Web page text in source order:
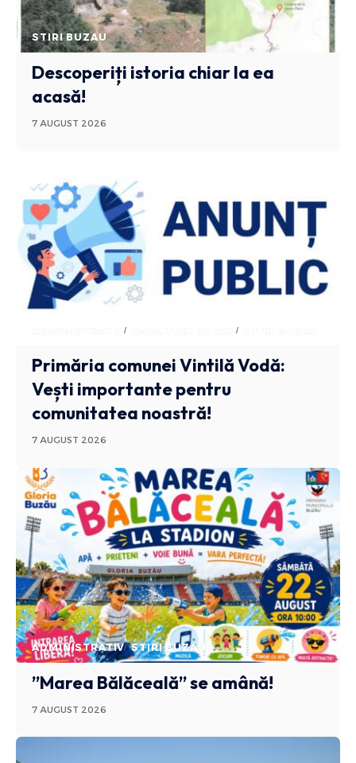
STIRI BUZAU
Descoperiți istoria chiar la ea
acasă!
7 AUGUST 2026
ADMINISTRATIV ANUNTURI BUZAU
Primăria comunei Vintilă Vodă:
Vești importante pentru
comunitatea noastră!
7 AUGUST 2026
ADMINISTRATIV STIRI BUZAU
”Marea Bălăceală” se amână!
7 AUGUST 2026